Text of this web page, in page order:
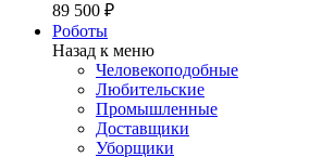
89 500 ₽
Роботы
Назад к меню
Человекоподобные
Любительские
Промышленные
Доставщики
Уборщики